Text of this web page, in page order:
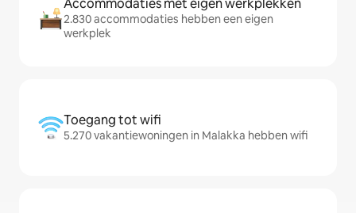
Accommodaties met eigen werkplekken
2.830 accommodaties hebben een eigen
werkplek
Toegang tot wifi
5.270 vakantiewoningen in Malakka hebben wifi